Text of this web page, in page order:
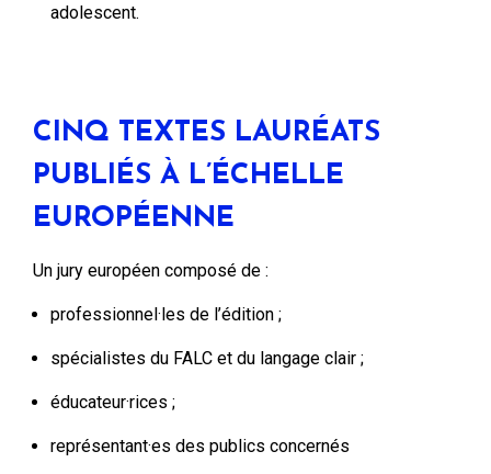
adolescent.
CINQ TEXTES LAURÉATS
PUBLIÉS À L’ÉCHELLE
EUROPÉENNE
Un jury européen composé de :
professionnel·les de l’édition ;
spécialistes du FALC et du langage clair ;
éducateur·rices ;
représentant·es des publics concernés